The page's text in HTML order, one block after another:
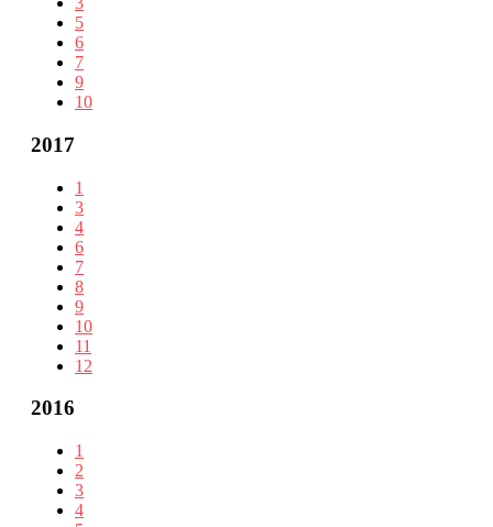
5
6
7
9
10
2017
1
3
4
6
7
8
9
10
11
12
2016
1
2
3
4